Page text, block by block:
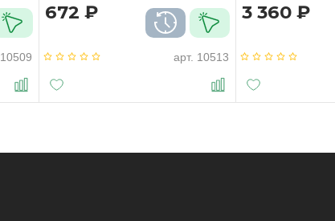
10509
672 ₽
арт. 10513
3 360 ₽